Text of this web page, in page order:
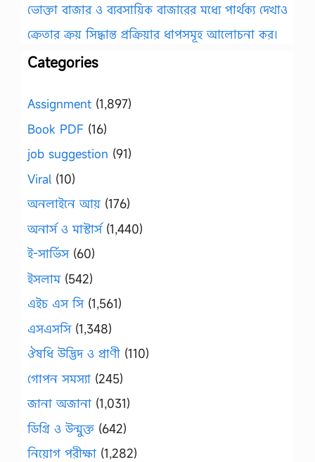
ভোক্তা বাজার ও ব্যবসায়িক বাজারের মধ্যে পার্থক্য দেখাও
ক্রেতার ক্রয় সিদ্ধান্ত প্রক্রিয়ার ধাপসমূহ আলোচনা কর।
Categories
Assignment (1,897)
Book PDF (16)
job suggestion (91)
Viral (10)
অনলাইনে আয় (176)
অনার্স ও মাস্টার্স(1,440)
ই-সার্ভিস(60)
ইসলাম(542)
এইচ এস সি(1,561)
এসএসসি(1,348)
ঔষধি উদ্ভিদ ও প্রাণী (110)
গোপন সমস্যা (245)
জানা অজানা (1,031)
ডিগ্রি ও উন্মুক্ত (642)
নিয়োগ পরীক্ষা (1,282)